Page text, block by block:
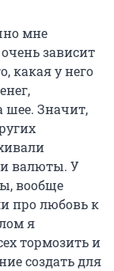
мне
зависит
какая у него
шее. Значит,
валюты. У
вообще
про любовь к
я
тормозить и
создать для